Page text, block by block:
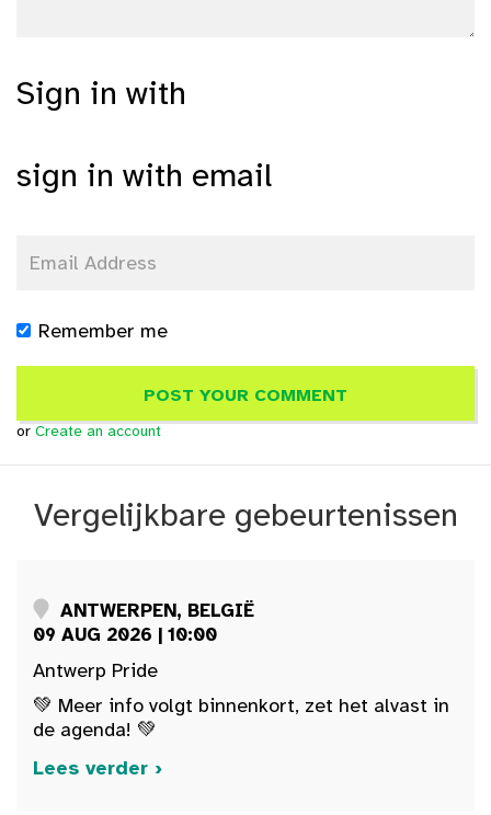
Sign in with
sign in with email
Remember me
or Create an account
Vergelijkbare gebeurtenissen
ANTWERPEN, BELGIË
09 AUG 2026 | 10:00
Antwerp Pride
💚 Meer info volgt binnenkort, zet het alvast in
de agenda! 💚
Lees verder ›